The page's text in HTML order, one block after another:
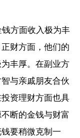
方面收入极为丰
财方面，他们的
丰厚。在副业方
与亲戚朋友合伙
资理财方面也具
断的金钱与财富
要稍微克制一